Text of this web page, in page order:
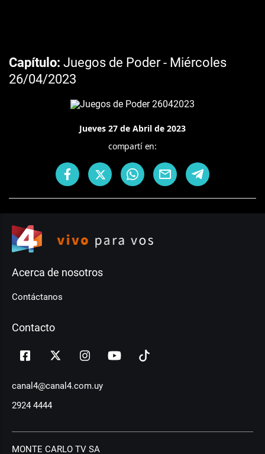
Capítulo Juegos de Poder - Miércoles
26/04/2023
Jueves 27 de Abril de 2023
compartí en:
Acerca de nosotros
Contáctanos
Contacto
canal4@canal4.com.uy
2924 4444
MONTE CARLO TV SA